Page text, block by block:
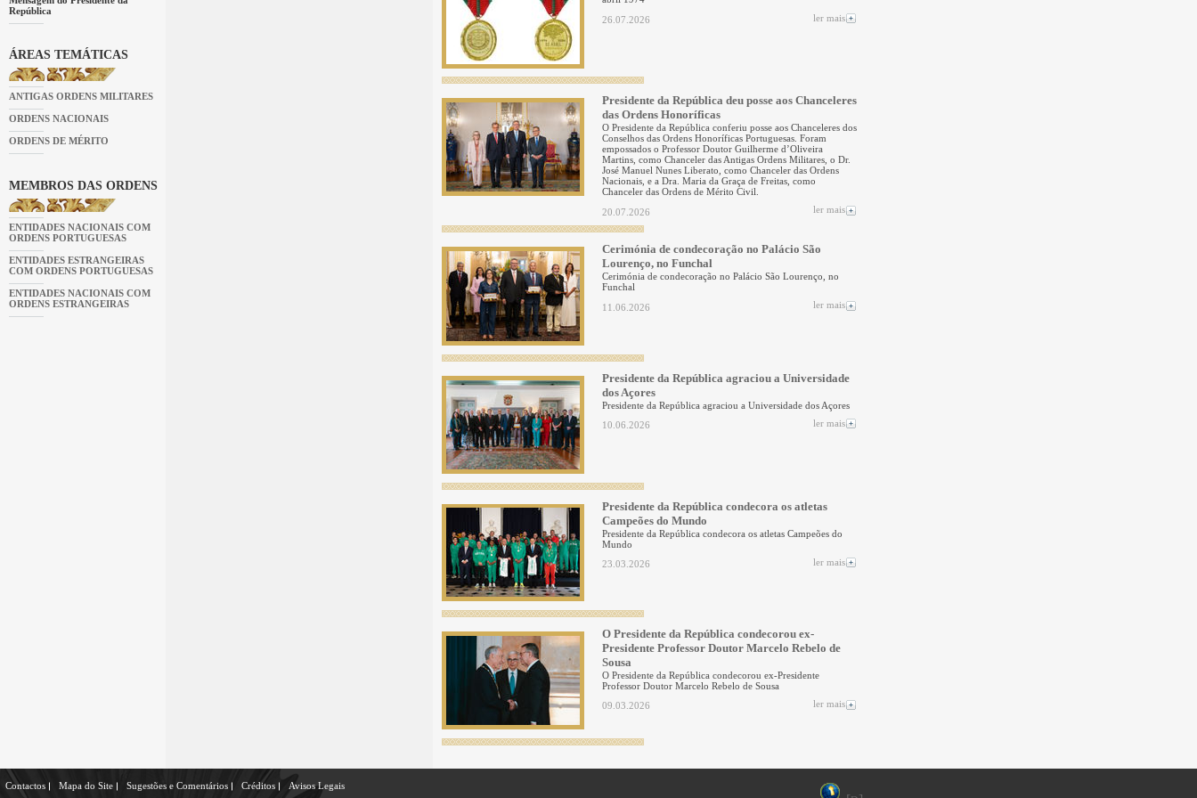
República
ÁREAS TEMÁTICAS
ANTIGAS ORDENS MILITARES
ORDENS NACIONAIS
ORDENS DE MÉRITO
MEMBROS DAS ORDENS
ENTIDADES NACIONAIS COM
ORDENS PORTUGUESAS
ENTIDADES ESTRANGEIRAS
COM ORDENS PORTUGUESAS
ENTIDADES NACIONAIS COM
ORDENS ESTRANGEIRAS
26.07.2026
ler mais
Presidente da República deu posse aos Chanceleres
das Ordens Honoríficas
O Presidente da República conferiu posse aos Chanceleres dos
Conselhos das Ordens Honoríficas Portuguesas. Foram
empossados o Professor Doutor Guilherme d’Oliveira
Martins, como Chanceler das Antigas Ordens Militares, o Dr.
José Manuel Nunes Liberato, como Chanceler das Ordens
Nacionais, e a Dra. Maria da Graça de Freitas, como
Chanceler das Ordens de Mérito Civil.
20.07.2026
ler mais
Cerimónia de condecoração no Palácio São
Lourenço, no Funchal
Cerimónia de condecoração no Palácio São Lourenço, no
Funchal
11.06.2026
ler mais
Presidente da República agraciou a Universidade
dos Açores
Presidente da República agraciou a Universidade dos Açores
10.06.2026
ler mais
Presidente da República condecora os atletas
Campeões do Mundo
Presidente da República condecora os atletas Campeões do
Mundo
23.03.2026
ler mais
O Presidente da República condecorou ex-
Presidente Professor Doutor Marcelo Rebelo de
Sousa
O Presidente da República condecorou ex-Presidente
Professor Doutor Marcelo Rebelo de Sousa
09.03.2026
ler mais
Contactos Mapa do Site Sugestões e Comentários Créditos Avisos Legais